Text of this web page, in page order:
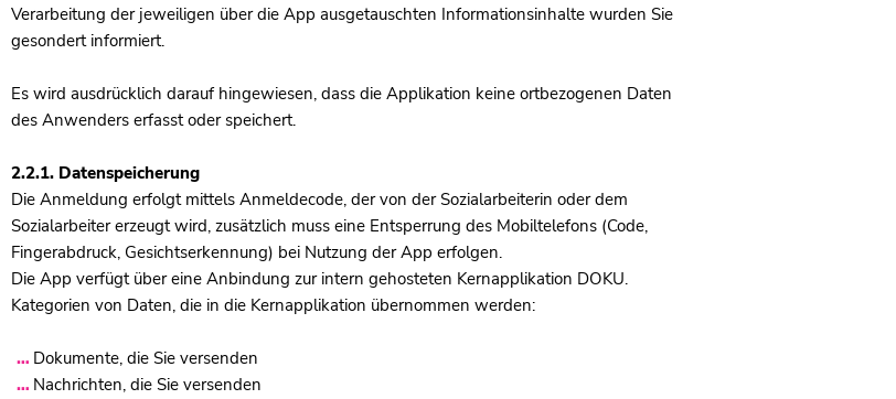
Verarbeitung der jeweiligen über die App ausgetauschten Informationsinhalte wurden Sie
gesondert informiert.
Es wird ausdrücklich darauf hingewiesen, dass die Applikation keine ortbezogenen Daten
des Anwenders erfasst oder speichert.
2.2.1. Datenspeicherung
Die Anmeldung erfolgt mittels Anmeldecode, der von der Sozialarbeiterin oder dem
Sozialarbeiter erzeugt wird, zusätzlich muss eine Entsperrung des Mobiltelefons (Code,
Fingerabdruck, Gesichtserkennung) bei Nutzung der App erfolgen.
Die App verfügt über eine Anbindung zur intern gehosteten Kernapplikation DOKU.
Kategorien von Daten, die in die Kernapplikation übernommen werden:
Dokumente, die Sie versenden
Nachrichten, die Sie versenden